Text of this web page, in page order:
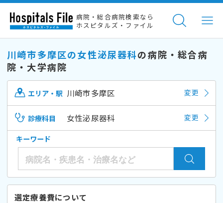
病院・総合病院検索なら
ホスピタルズ・ファイル
川崎市多摩区の女性泌尿器科の病院・総合病
院・大学病院
エリア・駅 川崎市多摩区 変更
診療科目 女性泌尿器科 変更
キーワード
選定療養費について